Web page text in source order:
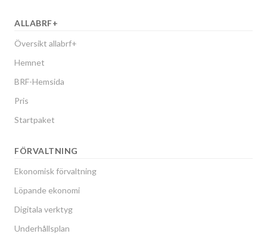
ALLABRF+
Översikt allabrf+
Hemnet
BRF-Hemsida
Pris
Startpaket
FÖRVALTNING
Ekonomisk förvaltning
Löpande ekonomi
Digitala verktyg
Underhållsplan